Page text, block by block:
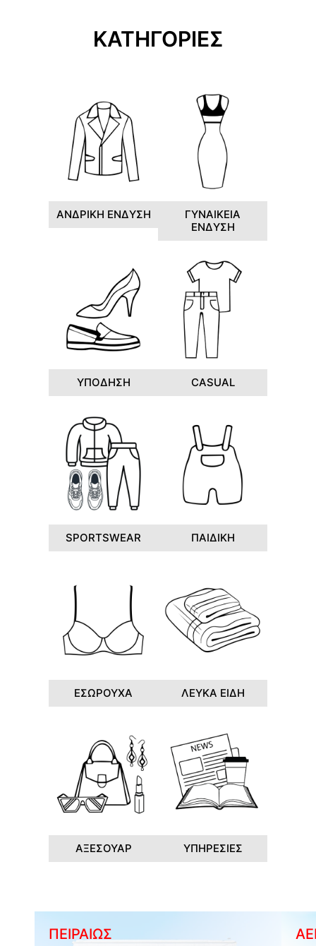
ΚΑΤΗΓΟΡΙΕΣ
ΑΝΔΡΙΚΗ ΕΝΔΥΣΗ
ΓΥΝΑΙΚΕΙΑ
ΕΝΔΥΣΗ
ΥΠΟΔΗΣΗ CASUAL
SPORTSWEAR ΠΑΙΔΙΚΗ
ΕΣΩΡΟΥΧΑ ΛΕΥΚΑ ΕΙΔΗ
ΑΞΕΣΟΥΑΡ ΥΠΗΡΕΣΙΕΣ
ΠΕΙΡΑΙΩΣ